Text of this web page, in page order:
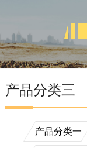
产品分类三
产品分类一